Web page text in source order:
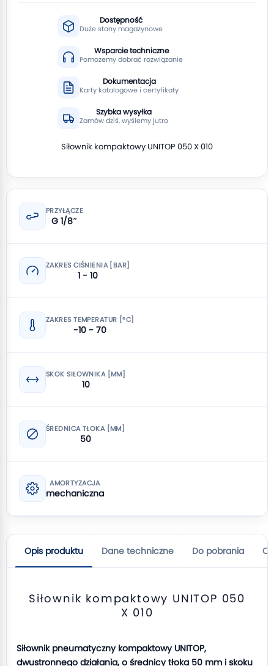
Dostępność
Duże stany magazynowe
Wsparcie techniczne
Pomożemy dobrać rozwiązanie
Dokumentacja
Karty katalogowe i certyfikaty
Szybka wysyłka
Zamów dziś, wyślemy jutro
Siłownik kompaktowy UNITOP 050 X 010
PRZYŁĄCZE
G 1/8″
ZAKRES CIŚNIENIA [BAR]
1 - 10
ZAKRES TEMPERATUR [°C]
-10 - 70
SKOK SIŁOWNIKA [MM]
10
ŚREDNICA TŁOKA [MM]
50
AMORTYZACJA
mechaniczna
Opis produktu Dane techniczne Do pobrania
Siłownik kompaktowy UNITOP 050
X 010
Siłownik pneumatyczny kompaktowy UNITOP,
dwustronnego działania, o średnicy tłoka 50 mm i skoku